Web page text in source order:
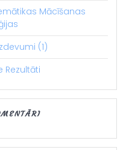
Mācīšanas
(1)
Rezultāti